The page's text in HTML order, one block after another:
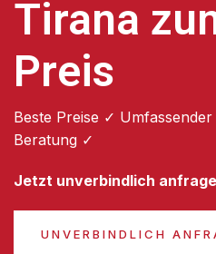
Tirana
Preis
Beste Preise ✓
Beratung ✓
Jetzt unverbindlich
UNVERBINDLICH